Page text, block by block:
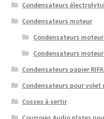
Condensateurs
Condensateurs moteur
Condensateurs
Condensateurs
Condensateurs papier RIFA
Condensateurs pour volet
Cosses à sertir